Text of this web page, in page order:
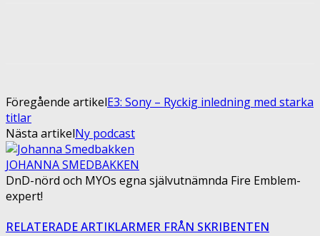
Föregående artikelE3: Sony – Ryckig inledning med starka
titlar
Nästa artikelNy podcast
JOHANNA SMEDBAKKEN
DnD-nörd och MYOs egna självutnämnda Fire Emblem-
expert!
RELATERADE ARTIKLARMER FRÅN SKRIBENTEN